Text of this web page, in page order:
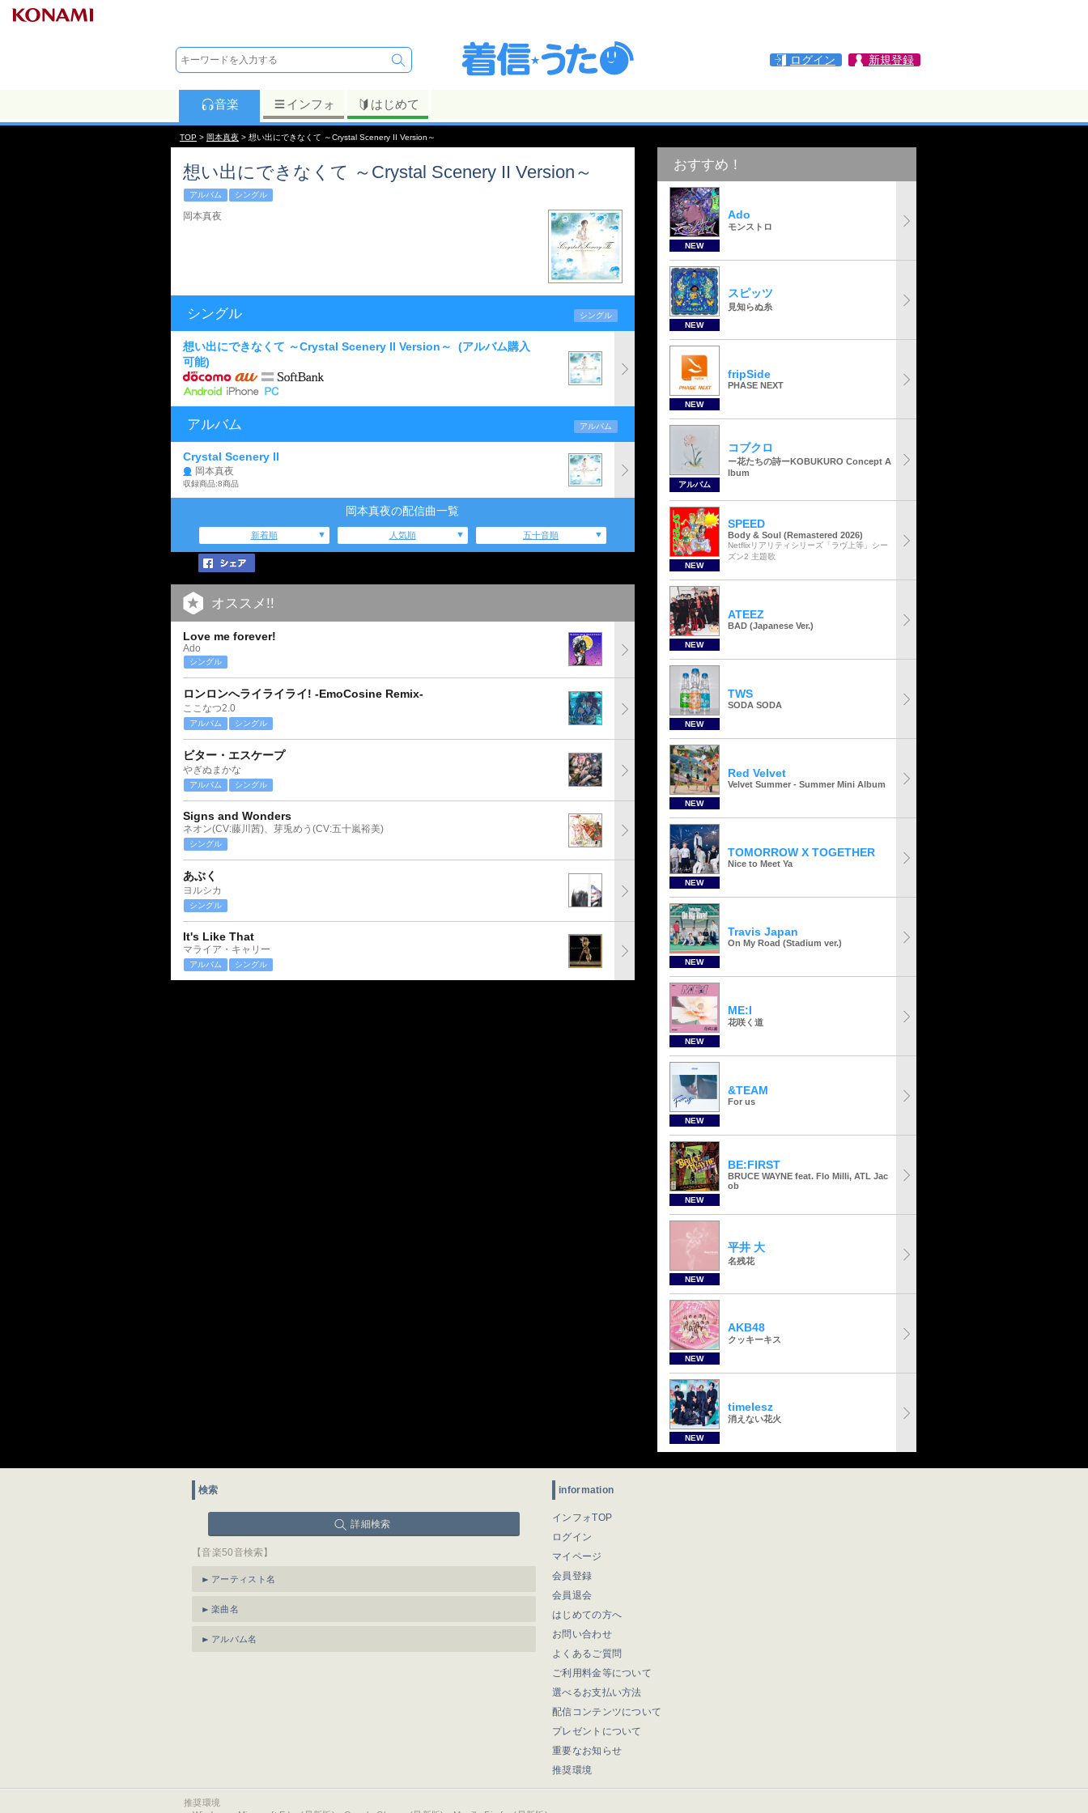
ログイン 新規登録
音楽 インフォ はじめて
TOP > 岡本真夜 > 想い出にできなくて ～Crystal Scenery II Version～
想い出にできなくて ～Crystal Scenery II Version～
アルバム シングル
岡本真夜
シングル シングル
想い出にできなくて ～Crystal Scenery II Version～
(アルバム購入
可能)
アルバム アルバム
Crystal Scenery II
岡本真夜
収録商品:8商品
岡本真夜の配信曲一覧
新着順 人気順 五十音順
オススメ!!
Love me forever!
Ado
シングル
ロンロンへライライライ! -EmoCosine Remix-
ここなつ2.0
アルバム シングル
ビター・エスケープ
やぎぬまかな
アルバム シングル
Signs and Wonders
ネオン(CV:藤川茜)、芽兎めう(CV:五十嵐裕美)
シングル
あぶく
ヨルシカ
シングル
It's Like That
マライア・キャリー
アルバム シングル
おすすめ！
NEW
Ado
モンストロ
NEW
スピッツ
見知らぬ糸
NEW
fripSide
PHASE NEXT
アルバム
コブクロ
ー花たちの詩ーKOBUKURO Concept A
lbum
NEW
SPEED
Body & Soul (Remastered 2026)
Netflixリアリティシリーズ「ラヴ上等」シー
ズン2 主題歌
NEW
ATEEZ
BAD (Japanese Ver.)
NEW
TWS
SODA SODA
NEW
Red Velvet
Velvet Summer - Summer Mini Album
NEW
TOMORROW X TOGETHER
Nice to Meet Ya
NEW
Travis Japan
On My Road (Stadium ver.)
NEW
ME:I
花咲く道
NEW
&TEAM
For us
NEW
BE:FIRST
BRUCE WAYNE feat. Flo Milli, ATL Jac
ob
NEW
平井 大
名残花
NEW
AKB48
クッキーキス
NEW
timelesz
消えない花火
検索
詳細検索
【音楽50音検索】
アーティスト名
楽曲名
アルバム名
information
インフォTOP
ログイン
マイページ
会員登録
会員退会
はじめての方へ
お問い合わせ
よくあるご質問
ご利用料金等について
選べるお支払い方法
配信コンテンツについて
プレゼントについて
重要なお知らせ
推奨環境
推奨環境